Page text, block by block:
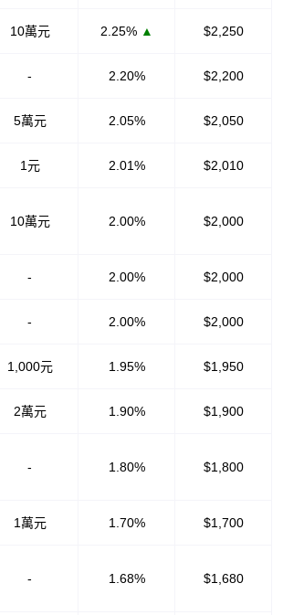
10萬元 2.25% ▲ $2,250
- 2.20% $2,200
5萬元 2.05% $2,050
1元 2.01% $2,010
10萬元 2.00% $2,000
- 2.00% $2,000
- 2.00% $2,000
1,000元 1.95% $1,950
2萬元 1.90% $1,900
- 1.80% $1,800
1萬元 1.70% $1,700
- 1.68% $1,680